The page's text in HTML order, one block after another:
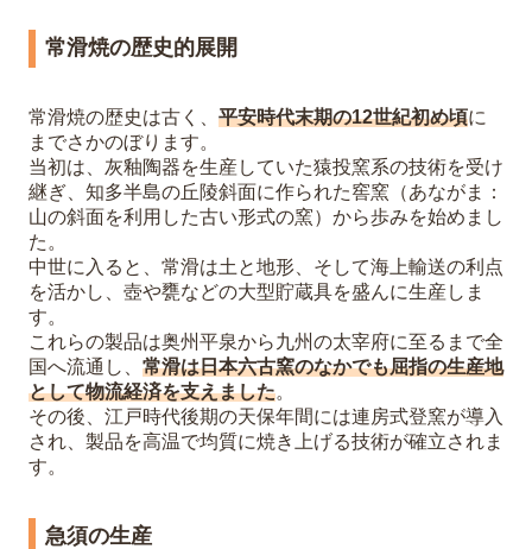
常滑焼の歴史的展開
常滑焼の歴史は古く、 平安時代末期の12世紀初め頃に
までさかのぼります。
当初は、灰釉陶器を生産していた猿投窯系の技術を受け
継ぎ、知多半島の丘陵斜面に作られた窖窯（あながま：
山の斜面を利用した古い形式の窯）から歩みを始めまし
た。
中世に入ると、常滑は土と地形、そして海上輸送の利点
を活かし、壺や甕などの大型貯蔵具を盛んに生産しま
す。
これらの製品は奥州平泉から九州の太宰府に至るまで全
国へ流通し、 常滑は日本六古窯のなかでも屈指の生産地
として物流経済を支えました。
その後、江戸時代後期の天保年間には連房式登窯が導入
され、製品を高温で均質に焼き上げる技術が確立されま
す。
急須の生産